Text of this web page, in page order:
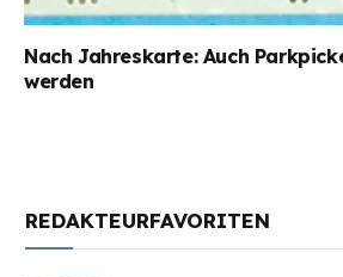
Nach Jahreskarte: Auch
werden
REDAKTEURFAVORITEN